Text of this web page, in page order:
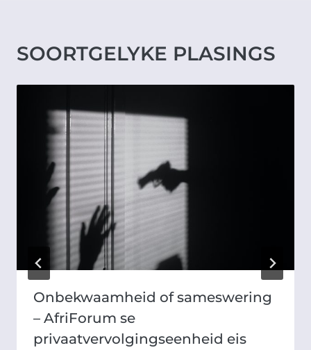
SOORTGELYKE PLASINGS
Onbekwaamheid of sameswering
– AfriForum se
privaatvervolgingseenheid eis